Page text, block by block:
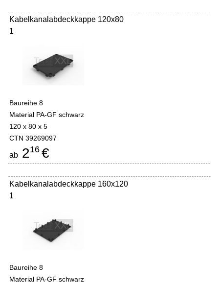
Kabelkanalabdeckkappe 120x80
1
Baureihe 8
Material PA-GF schwarz
120 x 80 x 5
CTN 39269097
ab 216 €
Kabelkanalabdeckkappe 160x120
1
Baureihe 8
Material PA-GF schwarz